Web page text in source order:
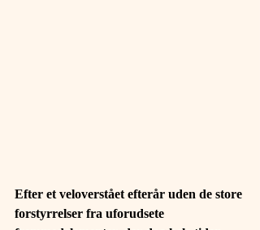
Efter et veloverstået efterår uden de store
forstyrrelser fra uforudsete